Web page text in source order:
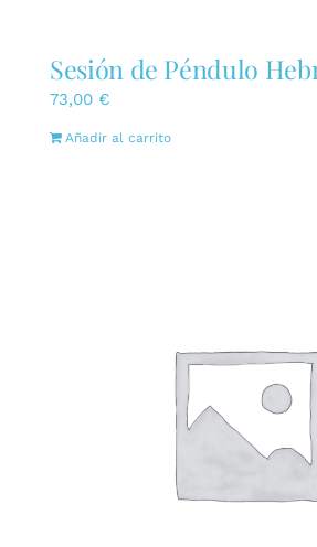
Sesión de Péndulo
73,00 €
Añadir al carrito